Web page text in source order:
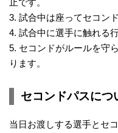
止です。
3. 試合中は座ってセコン
4. 試合中に選手に触れる
5. セコンドがルールを守
ります。
セコンドパスにつ
当日お渡しする選手とセ